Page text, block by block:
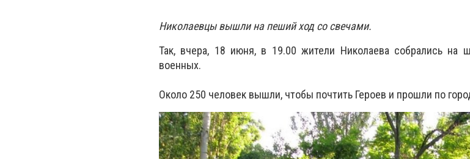
Николаевцы вышли на пеший ход со свечами.
Так, вчера, 18 июня, в 19.00 жители Николаева собрались на
военных.
Около 250 человек вышли, чтобы почтить Героев и прошли по